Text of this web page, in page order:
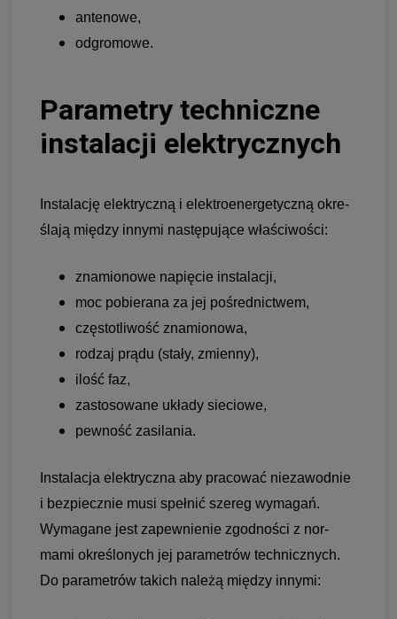
ante­nowe,
odgro­mowe.
Para­me­try tech­niczne
insta­la­cji elek­trycz­nych
Insta­la­cję elek­tryczną i elek­tro­ener­ge­tyczną okre­
ślają mię­dzy innymi nastę­pu­jące wła­ści­wo­ści:
zna­mio­nowe napię­cie insta­la­cji,
moc pobie­rana za jej pośred­nic­twem,
czę­sto­tli­wość zna­mio­nowa,
rodzaj prądu (stały, zmienny),
ilość faz,
zasto­so­wane układy sie­ciowe,
pew­ność zasi­la­nia.
Insta­la­cja elek­tryczna aby pra­co­wać nie­za­wod­nie
i bez­piecz­nie musi speł­nić sze­reg wyma­gań.
Wyma­gane jest zapew­nie­nie zgod­no­ści z nor­
mami okre­ślo­nych jej para­me­trów tech­nicz­nych.
Do para­me­trów takich należą mię­dzy innymi: